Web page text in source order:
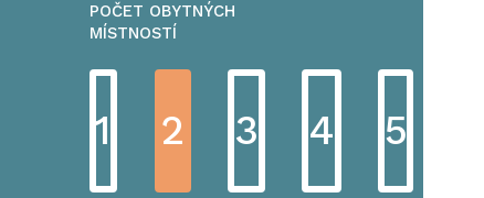
POČET OBYTNÝCH
MÍSTNOSTÍ
1 2 3 4 5